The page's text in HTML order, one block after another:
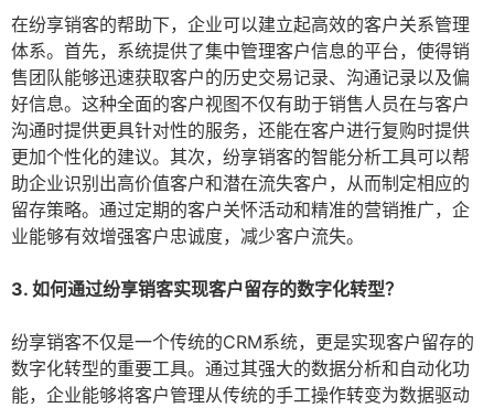
在纷享销客的帮助下，企业可以建立起高效的客户关系管理
体系。首先，系统提供了集中管理客户信息的平台，使得销
售团队能够迅速获取客户的历史交易记录、沟通记录以及偏
好信息。这种全面的客户视图不仅有助于销售人员在与客户
沟通时提供更具针对性的服务，还能在客户进行复购时提供
更加个性化的建议。其次，纷享销客的智能分析工具可以帮
助企业识别出高价值客户和潜在流失客户，从而制定相应的
留存策略。通过定期的客户关怀活动和精准的营销推广，企
业能够有效增强客户忠诚度，减少客户流失。
3. 如何通过纷享销客实现客户留存的数字化转型？
纷享销客不仅是一个传统的CRM系统，更是实现客户留存的
数字化转型的重要工具。通过其强大的数据分析和自动化功
能，企业能够将客户管理从传统的手工操作转变为数据驱动